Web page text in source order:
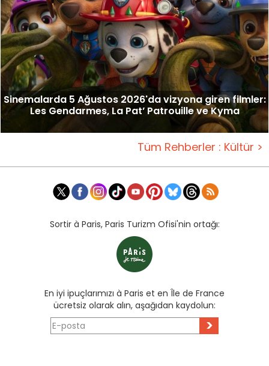
Sinemalarda 5 Ağustos 2026'da vizyona giren filmler:
Les Gendarmes, La Pat’ Patrouille ve Kyma
Tüm Rehberler : Kültür >
Sortir à Paris, Paris Turizm Ofisi'nin ortağı:
En iyi ipuçlarımızı à Paris et en Île de France
ücretsiz olarak alın, aşağıdan kaydolun:
>